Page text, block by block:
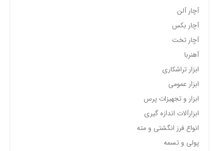
آچار آلن
آچار بکس
آچار تخت
آهنربا
ابزار تراشکاری
ابزار عمومی
ابزار و تجهیزات پرس
ابزارآلات اندازه گیری
انواع فرز انگشتی و مته
پولی و تسمه